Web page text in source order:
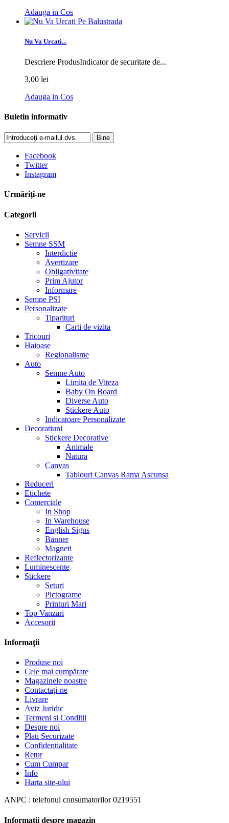
Adauga in Cos
Nu Va Urcati...
Descriere ProdusIndicator de securitate de...
3,00 lei
Adauga in Cos
Buletin informativ
Bine
Facebook
Twitter
Instagram
Urmăriți-ne
Categorii
Servicii
Semne SSM
Interdictie
Avertizare
Obligativitate
Prim Ajutor
Informare
Semne PSI
Personalizate
Tiparituri
Carti de vizita
Tricouri
Haioase
Regionalisme
Auto
Semne Auto
Limita de Viteza
Baby On Board
Diverse Auto
Stickere Auto
Indicatoare Personalizate
Decoratiuni
Stickere Decorative
Animale
Natura
Canvas
Tablouri Canvas Rama Ascunsa
Reduceri
Etichete
Comerciale
In Shop
In Warehouse
English Signs
Banner
Magneti
Reflectorizante
Luminescente
Stickere
Seturi
Pictograme
Printuri Mari
Top Vanzari
Accesorii
Informaţii
Produse noi
Cele mai cumpărate
Magazinele noastre
Contactați-ne
Livrare
Aviz Juridic
Termeni si Conditii
Despre noi
Plati Securizate
Confidentialitate
Retur
Cum Cumpar
Info
Harta site-ului
ANPC : telefonul consumatorilor 0219551
Informații despre magazin